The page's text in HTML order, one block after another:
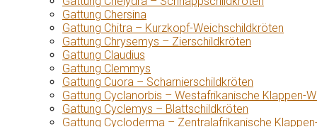
Gattung Chersina
Gattung Chitra – Kurzkopf-Weichschildkröten
Gattung Chrysemys – Zierschildkröten
Gattung Claudius
Gattung Clemmys
Gattung Cuora – Scharnierschildkröten
Gattung Cyclanorbis – Westafrikanische Klappen-
Gattung Cyclemys – Blattschildkröten
Gattung Cycloderma – Zentralafrikanische